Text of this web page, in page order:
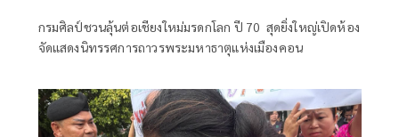
กรมศิลป์ชวนลุ้นต่อเชียงใหม่มรดกโลก ปี 70 สุดยิ่งใหญ่เปิดห้อง
จัดแสดงนิทรรศการถาวรพระมหาธาตุแห่งเมืองคอน